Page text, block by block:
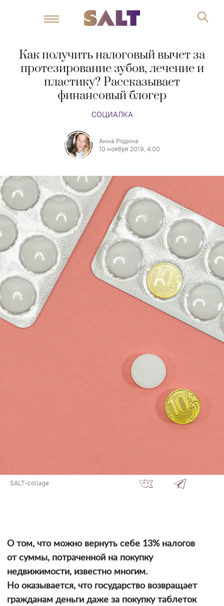
Как получить налоговый вычет за
протезирование зубов, лечение и
пластику? Рассказывает
финансовый блогер
СОЦИАЛКА
Анна Родина
10 ноября 2019, 4:00
SALT-collage
О том, что можно вернуть себе 13% налогов
от суммы, потраченной на покупку
недвижимости, известно многим.
Но оказывается, что государство возвращает
гражданам деньги даже за покупку таблеток